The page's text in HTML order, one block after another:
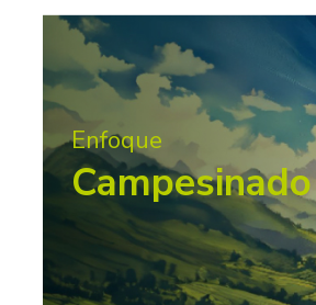
Enfoque
Campesinado